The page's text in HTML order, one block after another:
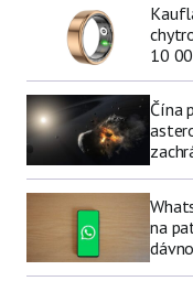
10
Čína
na
dávno